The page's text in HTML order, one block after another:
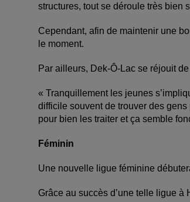
structures, tout se déroule très bien
Cependant, afin de maintenir une
le moment.
Par ailleurs, Dek-Ô-Lac se réjouit
« Tranquillement les jeunes
difficile souvent de trouver des gens
pour bien les traiter et ça semble
Féminin
Une nouvelle ligue féminine
Grâce au succès d’une telle ligue à